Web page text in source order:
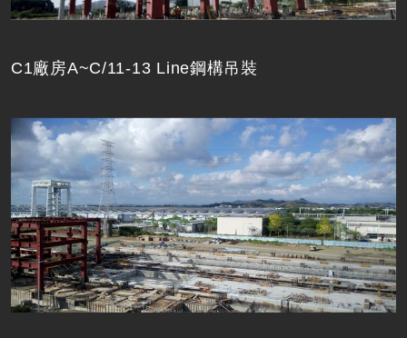
C1廠房A~C/11-13 Line鋼構吊裝